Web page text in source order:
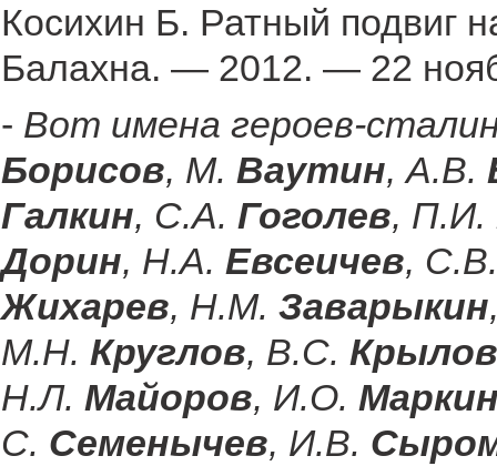
Косихин Б. Ратный подвиг
Балахна. — 2012. — 22
- Вот имена героев-
Борисов, М. Ваутин, А.В.
Галкин, С.А. Гоголев, П.И.
Дорин, Н.А. Евсеичев,
Жихарев, Н.М. Заварыкин
М.Н. Круглов, В.С. Крылов
Н.Л. Майоров, И.О.
С. Семенычев, И.В.